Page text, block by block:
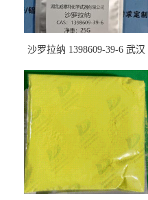
沙罗拉纳 1398609-39-6 武汉